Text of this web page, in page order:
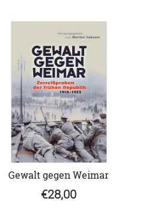
Gewalt gegen Weimar
€28,00